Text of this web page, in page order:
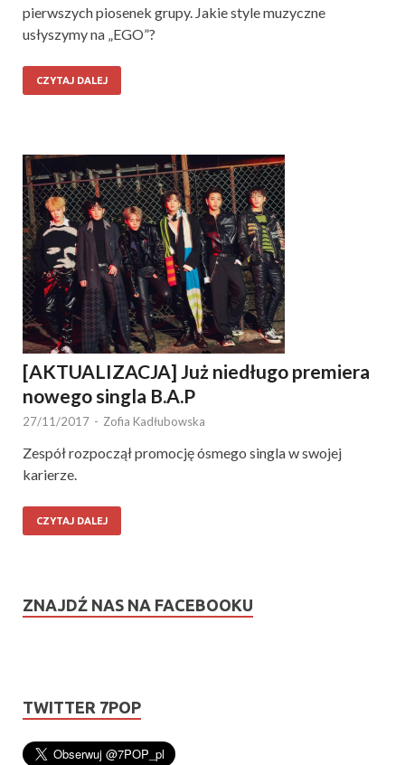
pierwszych piosenek grupy. Jakie style muzyczne
usłyszymy na „EGO”?
CZYTAJ DALEJ
[AKTUALIZACJA] Już niedługo premiera
nowego singla B.A.P
27/11/2017 - Zofia Kadłubowska
Zespół rozpoczął promocję ósmego singla w swojej
karierze.
CZYTAJ DALEJ
ZNAJDŹ NAS NA FACEBOOKU
TWITTER 7POP